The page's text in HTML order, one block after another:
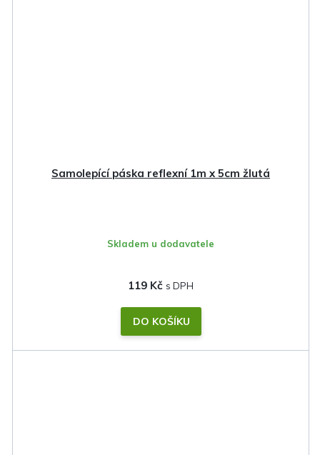
Samolepící páska reflexní 1m x 5cm žlutá
Skladem u dodavatele
119 Kč
DO KOŠÍKU